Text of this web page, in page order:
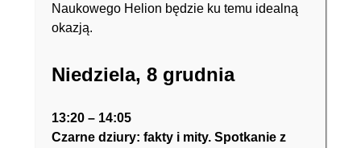
Naukowego Helion będzie ku temu idealną
okazją.
Niedziela, 8 grudnia
13:20 – 14:05
Czarne dziury: fakty i mity. Spotkanie z